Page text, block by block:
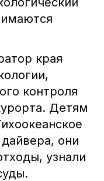
края
контроля
Детям
они
узнали